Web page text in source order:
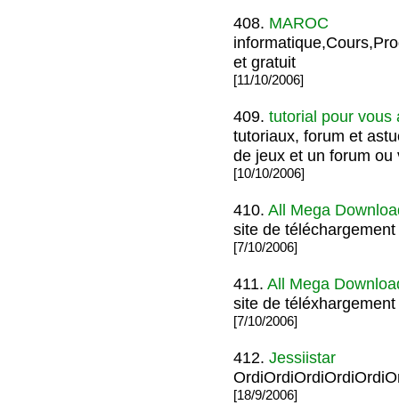
408. MAROC
et gratuit
[11/10/2006]
409.tutorial pour vous
tutoriaux, forum et
de jeux et un forum
[10/10/2006]
410.All Mega
site de
[7/10/2006]
411.All Mega
site de
[7/10/2006]
412.Jessiistar
[18/9/2006]